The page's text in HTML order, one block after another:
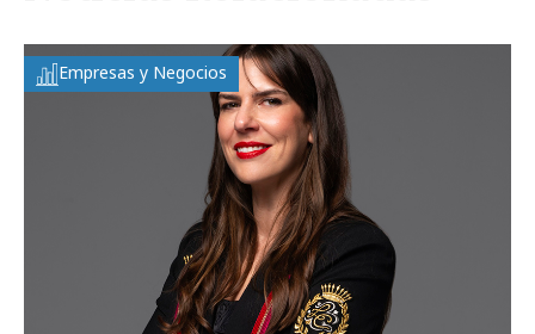
Empresas y Negocios